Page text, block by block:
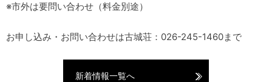
※市外は要問い合わせ（料金別途）
お申し込み・お問い合わせは古城荘： 026-245-1460まで
新着情報一覧へ